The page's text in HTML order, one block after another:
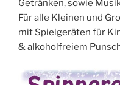
Getränken, sowie
Für alle Kleinen und
mit Spielgeräten für
& alkoholfreiem